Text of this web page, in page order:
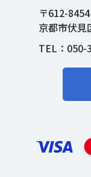
〒612-
京都市伏見
TEL： 050-